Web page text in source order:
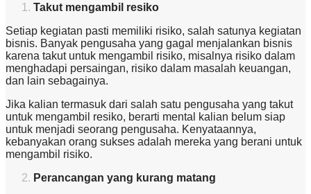
Takut mengambil resiko
Setiap kegiatan pasti memiliki risiko, salah satunya kegiatan
bisnis. Banyak pengusaha yang gagal menjalankan bisnis
karena takut untuk mengambil risiko, misalnya risiko dalam
menghadapi persaingan, risiko dalam masalah keuangan,
dan lain sebagainya.
Jika kalian termasuk dari salah satu pengusaha yang takut
untuk mengambil resiko, berarti mental kalian belum siap
untuk menjadi seorang pengusaha. Kenyataannya,
kebanyakan orang sukses adalah mereka yang berani untuk
mengambil risiko.
Perancangan yang kurang matang